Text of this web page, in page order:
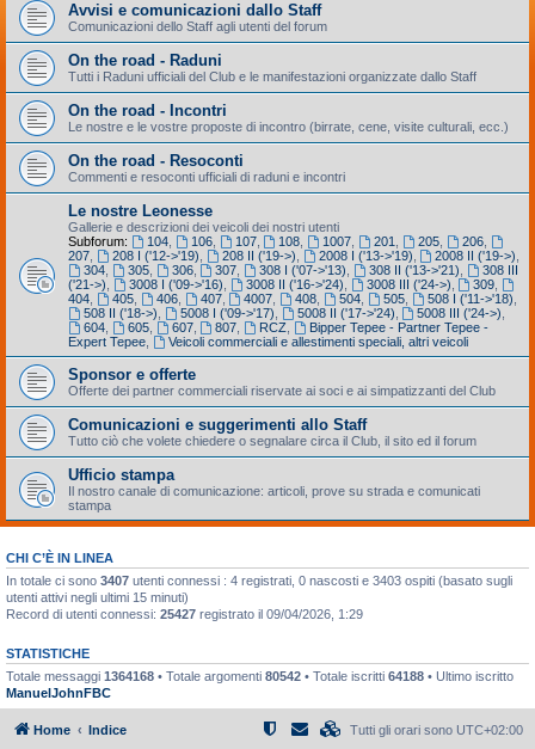
Avvisi e comunicazioni dallo Staff
Comunicazioni dello Staff agli utenti del forum
On the road - Raduni
Tutti i Raduni ufficiali del Club e le manifestazioni organizzate dallo Staff
On the road - Incontri
Le nostre e le vostre proposte di incontro (birrate, cene, visite culturali, ecc.)
On the road - Resoconti
Commenti e resoconti ufficiali di raduni e incontri
Le nostre Leonesse
Gallerie e descrizioni dei veicoli dei nostri utenti
Subforum:
104, 106, 107, 108 1007 201 205, 206,
207
208 I ('12->'19) 208 II ('19->) 2008 I ('13->'19) 2008 II ('19->)
304, 305, 306, 307 308 I ('07->'13) 308 II ('13->'21)
308 III
('21->)
3008 I ('09->'16) 3008 II ('16->'24) 3008 III ('24->) 309
404
405, 406, 407, 4007 408 504 505, 508 I ('11->'18)
508 II ('18->)
5008 I ('09->'17) 5008 II ('17->'24) 5008 III ('24->)
604, 605, 607, 807 RCZ
Bipper Tepee - Partner Tepee -
Expert Tepee
Veicoli commerciali e allestimenti speciali, altri veicoli
Sponsor e offerte
Offerte dei partner commerciali riservate ai soci e ai simpatizzanti del Club
Comunicazioni e suggerimenti allo Staff
Tutto ciò che volete chiedere o segnalare circa il Club, il sito ed il forum
Ufficio stampa
Il nostro canale di comunicazione: articoli, prove su strada e comunicati
stampa
CHI C’È IN LINEA
In totale ci sono 3407 utenti connessi : 4 registrati, 0 nascosti e 3403 ospiti (basato sugli
utenti attivi negli ultimi 15 minuti)
Record di utenti connessi: 25427 registrato il 09/04/2026, 1:29
STATISTICHE
Totale messaggi 1364168 • Totale argomenti 80542 • Totale iscritti 64188 • Ultimo iscritto
ManuelJohnFBC
Home Indice Tutti gli orari sono UTC+02:00